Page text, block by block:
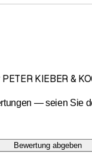
KIEBER &
— seien Sie
Bewertung abgeben